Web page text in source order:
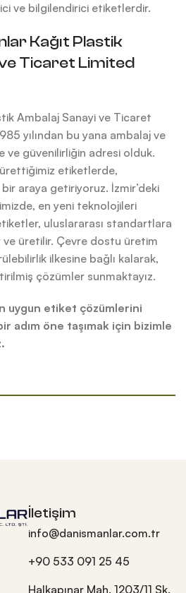
ve bilgilendirici etiketlerdir.
Kağıt Plastik
Ticaret Limited
Ambalaj Sanayi ve Ticaret
yılından bu yana ambalaj ve
güvenilirliğin adresi olduk.
ürettiğimiz etiketlerde,
bir araya getiriyoruz. İzmir’deki
en yeni teknolojileri
uluslararası standartlara
ve üretilir. Çevre dostu üretim
ilkesine bağlı kalarak,
çözümler sunmaktayız.
uygun etiket çözümlerini
adım öne taşımak için bizimle
İletişim
info@danismanlar.com.tr
+90 533 091 25 45
Halkapınar Mah. 1203/11 Sk.